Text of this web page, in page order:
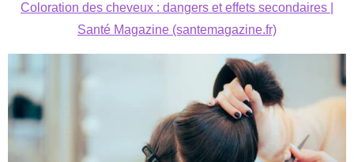
Coloration des cheveux : dangers et effets secondaires |
Santé Magazine (santemagazine.fr)